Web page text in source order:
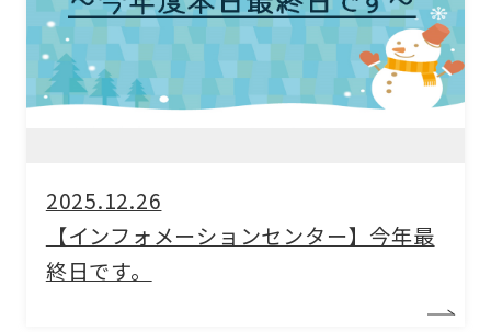
2025.12.26
【インフォメーションセンター】今年最
終日です。